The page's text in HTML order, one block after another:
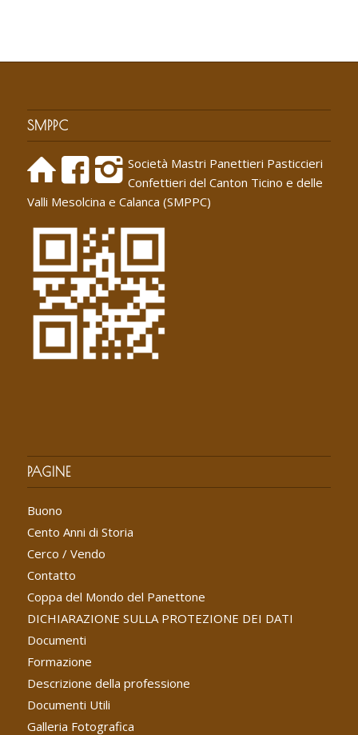
SMPPC
Società Mastri Panettieri Pasticcieri
Confettieri del Canton Ticino e delle
Valli Mesolcina e Calanca (SMPPC)
PAGINE
Buono
Cento Anni di Storia
Cerco / Vendo
Contatto
Coppa del Mondo del Panettone
DICHIARAZIONE SULLA PROTEZIONE DEI DATI
Documenti
Formazione
Descrizione della professione
Documenti Utili
Galleria Fotografica